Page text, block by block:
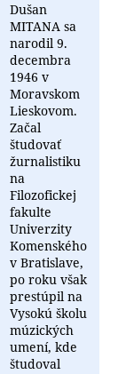
Dušan
MITANA sa
narodil 9.
decembra
1946 v
Moravskom
Lieskovom.
Začal
študovať
žurnalistiku
na
Filozofickej
fakulte
Univerzity
Komenského
v Bratislave,
po roku však
prestúpil na
Vysokú školu
múzických
umení, kde
študoval